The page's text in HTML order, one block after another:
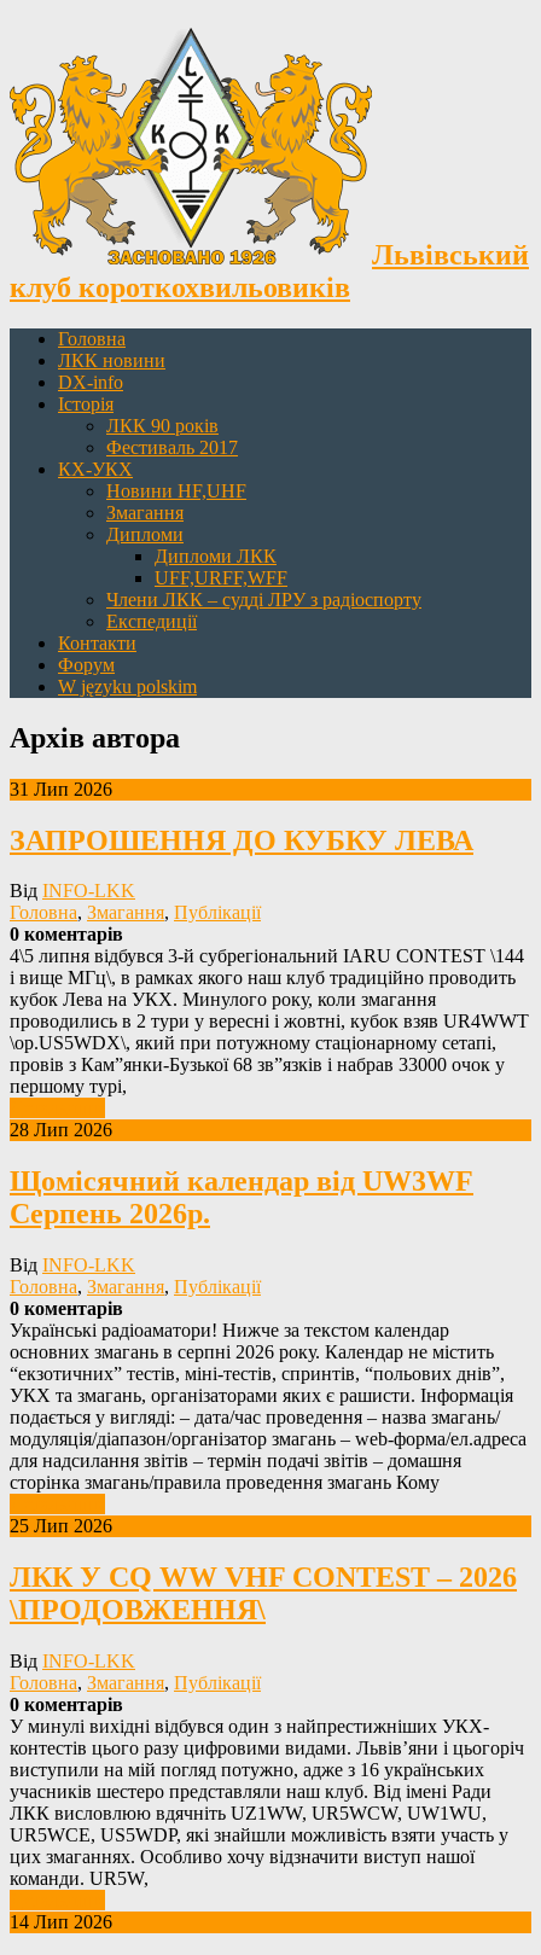
Львівський
клуб короткохвильовиків
Головна
ЛКК новини
DX-info
Історія
ЛКК 90 років
Фестиваль 2017
КХ-УКХ
Новини HF,UHF
Змагання
Дипломи
Дипломи ЛКК
UFF,URFF,WFF
Члени ЛКК – судді ЛРУ з радіоспорту
Експедиції
Контакти
Форум
W języku polskim
Архів автора
31 Лип 2026
ЗАПРОШЕННЯ ДО КУБКУ ЛЕВА
Від INFO-LKK
Головна, Змагання, Публікації
0 коментарів
4\5 липня відбувся 3-й субрегіональний IARU CONTEST \144
і вище МГц\, в рамках якого наш клуб традиційно проводить
кубок Лева на УКХ. Минулого року, коли змагання
проводились в 2 тури у вересні і жовтні, кубок взяв UR4WWT
\op.US5WDX\, який при потужному стаціонарному сетапі,
провів з Кам”янки-Бузької 68 зв”язків і набрав 33000 очок у
першому турі,
28 Лип 2026
Щомісячний календар від UW3WF
Серпень 2026р.
Від INFO-LKK
Головна, Змагання, Публікації
0 коментарів
Українські радіоаматори! Нижче за текстом календар
основних змагань в серпні 2026 року. Календар не містить
“екзотичних” тестів, міні-тестів, спринтів, “польових днів”,
УКХ та змагань, організаторами яких є рашисти. Інформація
подається у вигляді: – дата/час проведення – назва змагань/
модуляція/діапазон/організатор змагань – web-форма/ел.адреса
для надсилання звітів – термін подачі звітів – домашня
сторінка змагань/правила проведення змагань Кому
25 Лип 2026
ЛКК У CQ WW VHF CONTEST – 2026
\ПРОДОВЖЕННЯ\
Від INFO-LKK
Головна, Змагання, Публікації
0 коментарів
У минулі вихідні відбувся один з найпрестижніших УКХ-
контестів цього разу цифровими видами. Львів’яни і цьогоріч
виступили на мій погляд потужно, адже з 16 українських
учасників шестеро представляли наш клуб. Від імені Ради
ЛКК висловлюю вдячніть UZ1WW, UR5WCW, UW1WU,
UR5WCE, US5WDP, які знайшли можливість взяти участь у
цих змаганнях. Особливо хочу відзначити виступ нашої
команди. UR5W,
14 Лип 2026